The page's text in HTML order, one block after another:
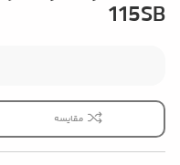
115SB
مقایسه